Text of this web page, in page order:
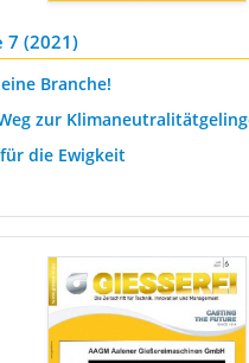
7 (2021)
Branche!
zur
die Ewigkeit